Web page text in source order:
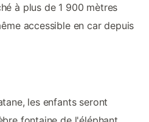
à plus de 1 900 mètres
accessible en car depuis
les enfants seront